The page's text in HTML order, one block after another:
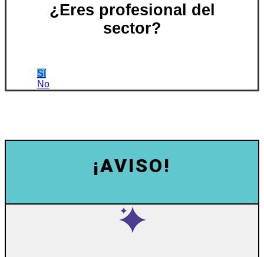
¿Eres profesional del
sector?
Sí
No
¡AVISO!